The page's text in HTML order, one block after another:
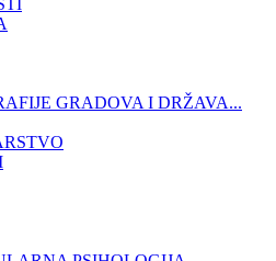
GRADOVA I DRŽAVA...